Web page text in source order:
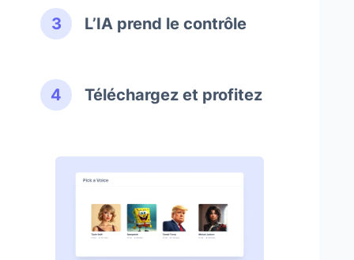
L’IA prend le contrôle
Téléchargez et profitez